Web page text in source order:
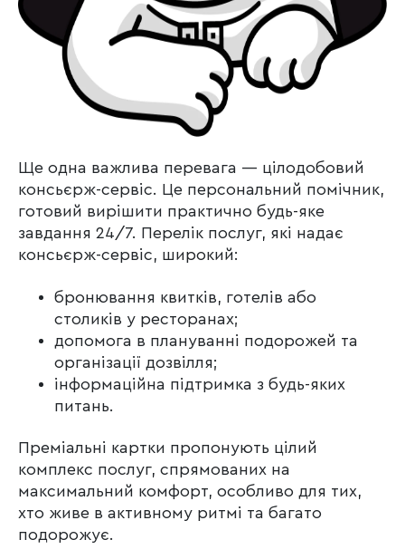
Ще одна важлива перевага — цілодобовий
консьєрж-сервіс. Це персональний помічник,
готовий вирішити практично будь-яке
завдання 24/7. Перелік послуг, які надає
консьєрж-сервіс, широкий:
бронювання квитків, готелів або
столиків у ресторанах;
допомога в плануванні подорожей та
організації дозвілля;
інформаційна підтримка з будь-яких
питань.
Преміальні картки пропонують цілий
комплекс послуг, спрямованих на
максимальний комфорт, особливо для тих,
хто живе в активному ритмі та багато
подорожує.